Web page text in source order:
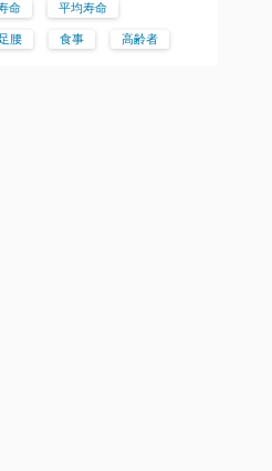
命 平均寿命
足腰 食事 高齢者